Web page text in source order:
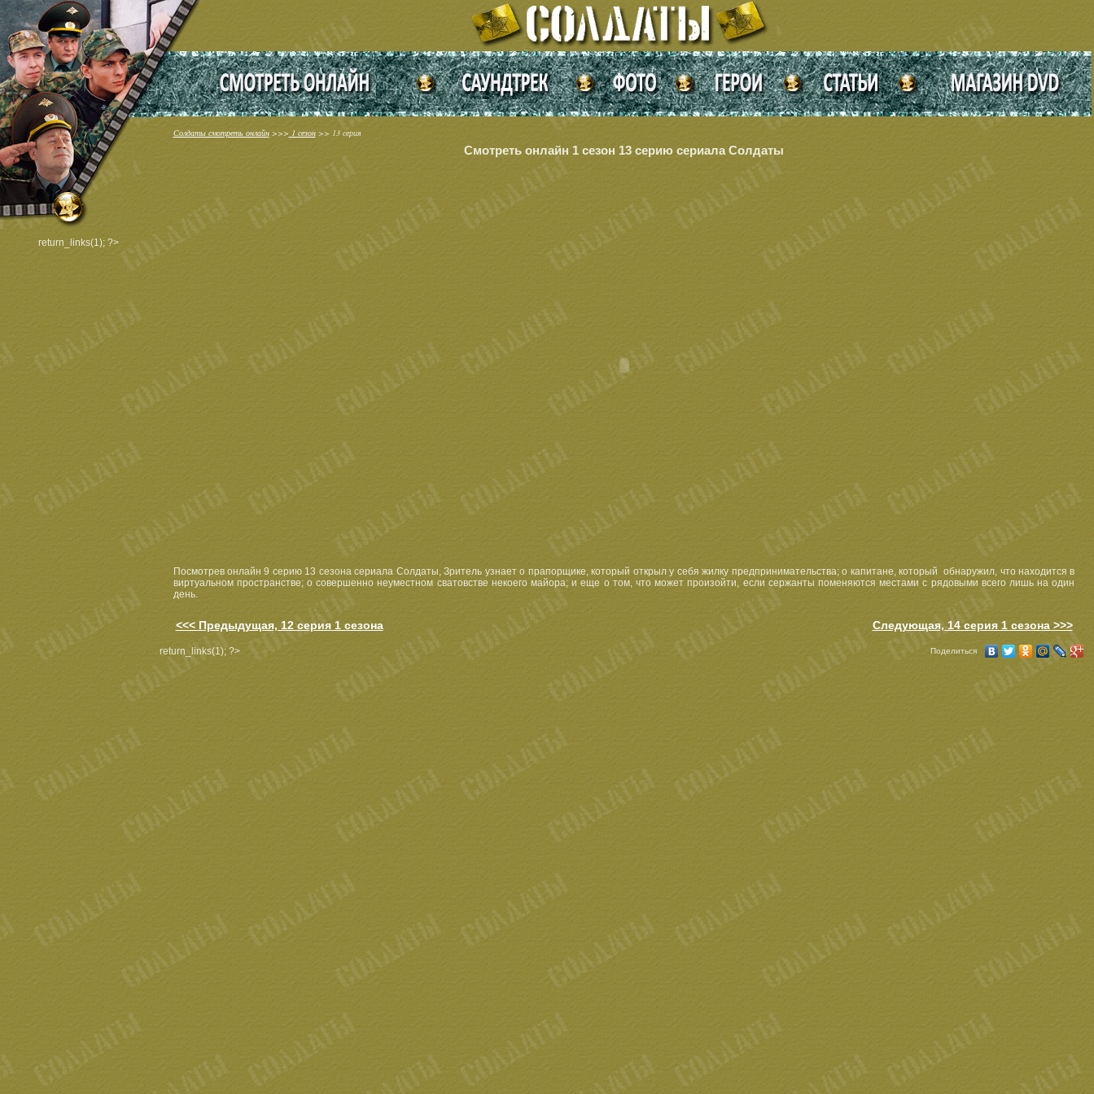
return_links(1); ?>
Солдаты смотреть онлайн>>> 1 сезон>> 13 серия
Смотреть онлайн 1 сезон 13 серию сериала Солдаты
Посмотрев онлайн 9 серию 13 сезона сериала Солдаты, Зритель узнает о прапорщике, который открыл у себя жилку предпринимательства; о капитане, который обнаружил, что находится в
виртуальном пространстве; о совершенно неуместном сватовстве некоего майора; и еще о том, что может произойти, если сержанты поменяются местами с рядовыми всего лишь на один
день.
<<< Предыдущая, 12 серия 1 сезона Следующая, 14 серия 1 сезона >>>
return_links(1); ?> Поделиться